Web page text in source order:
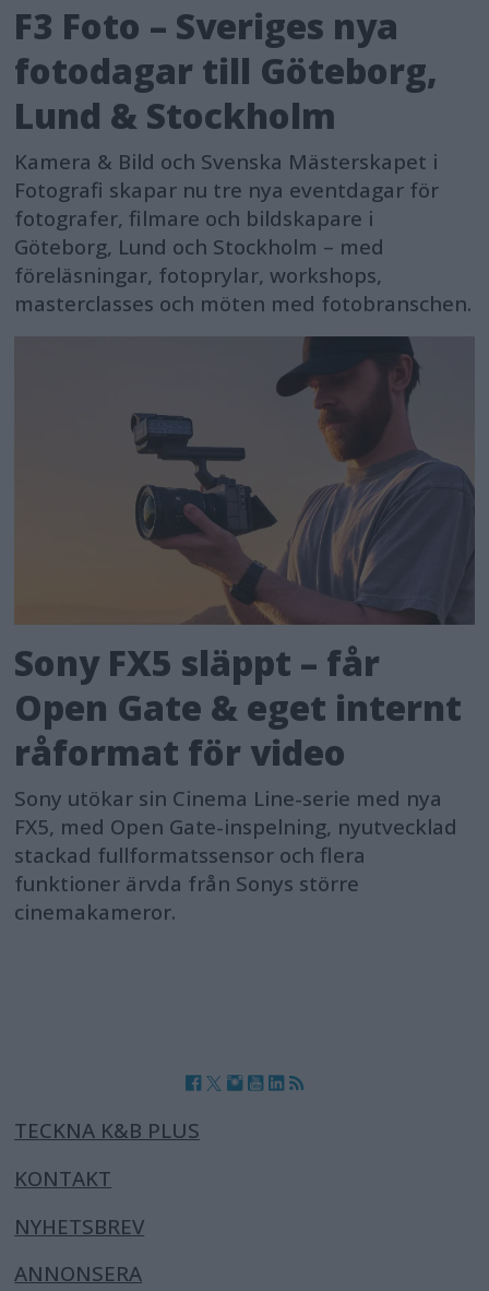
F3 Foto – Sveriges nya
fotodagar till Göteborg,
Lund & Stockholm
Kamera & Bild och Svenska Mästerskapet i
Fotografi skapar nu tre nya eventdagar för
fotografer, filmare och bildskapare i
Göteborg, Lund och Stockholm – med
föreläsningar, fotoprylar, workshops,
masterclasses och möten med fotobranschen.
Sony FX5 släppt – får
Open Gate & eget internt
råformat för video
Sony utökar sin Cinema Line-serie med nya
FX5, med Open Gate-inspelning, nyutvecklad
stackad fullformatssensor och flera
funktioner ärvda från Sonys större
cinemakameror.
TECKNA K&B PLUS
KONTAKT
NYHETSBREV
ANNONSERA